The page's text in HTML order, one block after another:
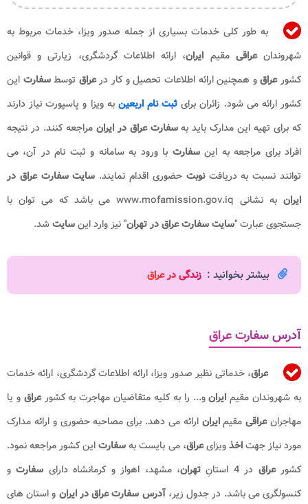
به طور کلی خدمات بسیاری از جمله صدور ویزا، خدمات مربوط به
شهروندانعراقیمقیم ایران، ارائه اطلاعات گردشگری، زیارتی و قوانین
کشورعراقو همچنین ارائه اطلاعات تحصیل و کار درعراق توسطسفارت این
کشور ارائه می شود. زائران برای ثبت نام اربعین به ویزا و پاسپورت نیاز دارند
که برای تهیه این مدارک باید بهسفارت عراق در ایران مراجعه کنند. در نتیجه
افراد برای مراجعه به اینسفارت با ورود به سامانه و ثبت نام در آن، می
توانند نسبت به دریافتنوبتحضوری اقدام نمایند. سایت سفارت عراق در
ایرانبه نشانی www.mofamission.gov.iqمی باشد که می توان با
جستجوی عبارت "سایتسفارت عراق در تهران" نیز وارد اینسایتشد.
بیشتر بخوانید : زندگی در عراق
آدرس سفارت عراق
عراق، خدماتی نظیر صدور ویزا، ارائه اطلاعات گردشگری، ارائه خدمات
به شهروندان مقیم ایرانو... را به کلیه متقاضیان مهاجرت به کشورعراقو یا
مهاجرانعراقی مقیمایرانارائه می دهد. برای مصاحبه حضوری و ارائه مدارک
مورد نیاز جهتاخذویزایعراق، می بایست بهسفارتاین کشور مراجعه نمود.
کشورعراق در 4 استانِ تهران، مشهد، اهواز و کرمانشاه دارای سفارت و
کنسولگری می باشد. در جدول زیر،آدرس سفارت عراق در ایران و استان های